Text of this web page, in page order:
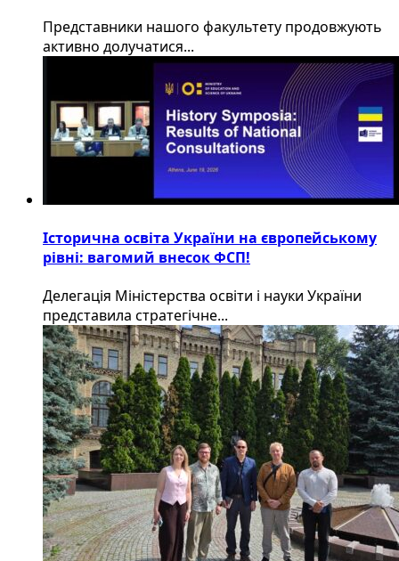
​Представники нашого факультету продовжують
активно долучатися...
Історична освіта України на європейському
рівні: вагомий внесок ФСП!
Делегація Міністерства освіти і науки України
представила стратегічне...